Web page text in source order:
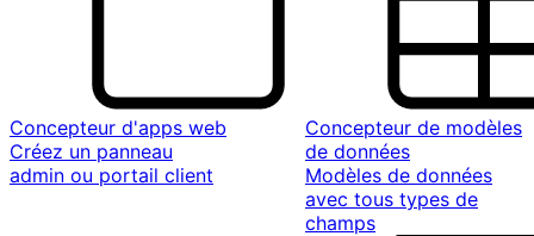
Concepteur d'apps web
Créez un panneau
admin ou portail client
Concepteur de modèles
de données
Modèles de données
avec tous types de
champs